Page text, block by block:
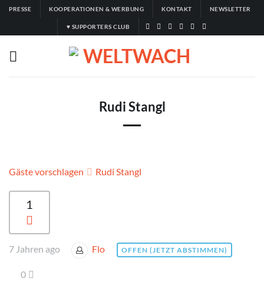
Zum
springen
PRESSE KOOPERATIONEN & WERBUNG KONTAKT NEWSLETTER
♥ SUPPORTERS CLUB
Rudi Stangl
Gäste vorschlagen Rudi Stangl
1
7 Jahren ago Flo OFFEN (JETZT ABSTIMMEN)
0